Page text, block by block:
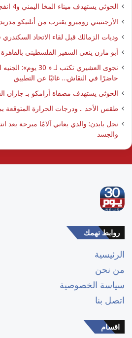
الحوثي يستهدف ميناء المخا اليمني و4 انفجارات تهز المدينة
الأرجنتيني روميرو يقترب من أتلتيكو مدريد
وديات الزمالك قبل لقاء الاتحاد
أبو مازن ينعى السفير الفلسطيني
نجوى العشيري تكتب
حاضرًا في النقاش… غائبًا عن التطبيق
الحوثي يستهدف مصفاة أرامكو بـ جازان
طقس الأحد .. ودرجات الحرارة المتوقعة
نجل بايدن: والدي يعاني آلامًا مبرحة بعد
والجسد
روابط تهمك
الرئيسية
من نحن
سياسة الخصوصية
اتصل بنا
اقسام